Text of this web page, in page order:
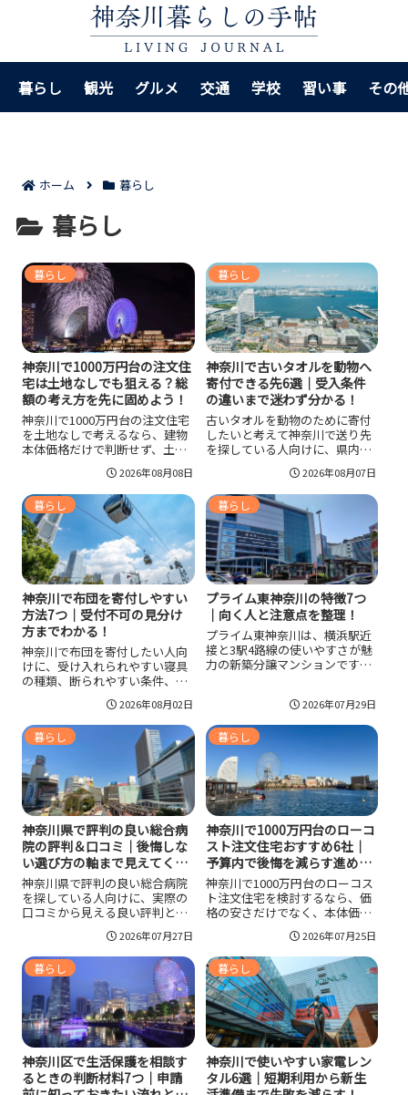
暮らし 観光 グルメ 交通 学校 習い事 その
ホーム 暮らし
暮らし
暮らし
神奈川で1000万円台の注文住
宅は土地なしでも狙える？総
額の考え方を先に固めよう！
神奈川で1000万円台の注文住宅
を土地なしで考えるなら、建物
本体価格だけで判断せず、土地
代や諸費用まで含めた総額で見
ることが重要です。エリア差が
大きい神奈川では、希望地域の
広げ方、家の大きさ、標準仕様
の使い方で現実性が変わりま
す。予算を崩しにくい進め方
や、会社選びの判断基準まで整
理して確認したい人に向く内容
です。
2026年08月08日
暮らし
神奈川で古いタオルを動物へ
寄付できる先6選｜受入条件
の違いまで迷わず分かる！
古いタオルを動物のために寄付
したいと考えて神奈川で送り先
を探している人向けに、県内で
候補になりやすい施設や団体を
整理しました。神奈川県動物愛
護センターのように厚手のバス
タオル向きの先、使い古しタオ
ルを受け付ける民間団体、現在
はタオル類が不要な窓口まで比
較し、失敗しにくい選び方や送
る前の整え方も分かりやすくま
とめています。
2026年08月07日
暮らし
神奈川で布団を寄付しやすい
方法7つ｜受付不可の見分け
方までわかる！
神奈川で布団を寄付したい人向
けに、受け入れられやすい寝具
の種類、断られやすい条件、神
奈川で使いやすい譲渡先や関連
物資の寄付先、自治体粗大ごみ
の目安まで整理しました。布団
本体は不可でも、毛布、羽毛布
団、未使用シーツなら動きやす
い場合があります。送料や衛生
面で失敗しない手順も押さえれ
ば、無駄なく手放しやすくなり
ます。
2026年08月02日
暮らし
プライム東神奈川の特徴7つ
｜向く人と注意点を整理！
プライム東神奈川は、横浜駅近
接と3駅4路線の使いやすさが魅
力の新築分譲マンションです。
り、設備、価格、維持費、向い
ている人、注意点を整理しまし
た。横浜を生活圏にしたい共働
き世帯やファミリーに合う一
方、価格や車利用のしやすさは
事前確認が欠かせません。
2026年07月29日
暮らし
神奈川県で評判の良い総合病
院の評判＆口コミ｜後悔しな
い選び方の軸まで見えてく
る！
神奈川県で評判の良い総合病院
を探している人向けに、実際の
口コミから見える良い評判と悪
説明の丁寧さ、看護体制、専門
外来の安心感、待ち時間、医師
ごとの印象差などを踏まえ、神
奈川県で評判の良い総合病院を
選ぶときに確認したいポイント
や後悔しにくい見極め方までわ
かりやすくまとめています。
2026年07月27日
暮らし
神奈川で1000万円台のローコ
スト注文住宅おすすめ6社｜
予算内で後悔を減らす進め
方！
神奈川で1000万円台のローコス
ト注文住宅を検討するなら、価
格の安さだけでなく、本体価格
川での施工エリアまで比較する
ことが大切です。アイダ設計、
デックス、TATTA!、MONO設計
工房、SARA HOME、FORUMUを
軸に、面積を広げすぎない間取
りと削りすぎない性能の考え方
を押さえると、予算内で後悔し
にくくなります。
2026年07月25日
暮らし
神奈川区で生活保護を相談す
るときの判断材料7つ｜申請
暮らし
神奈川で使いやすい家電レン
タル6選｜短期利用から新生